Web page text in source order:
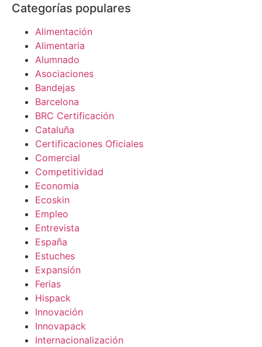
Categorías populares
Alimentación
Alimentaria
Alumnado
Asociaciones
Bandejas
Barcelona
BRC Certificación
Cataluña
Certificaciones Oficiales
Comercial
Competitividad
Economia
Ecoskin
Empleo
Entrevista
España
Estuches
Expansión
Ferias
Hispack
Innovación
Innovapack
Internacionalización